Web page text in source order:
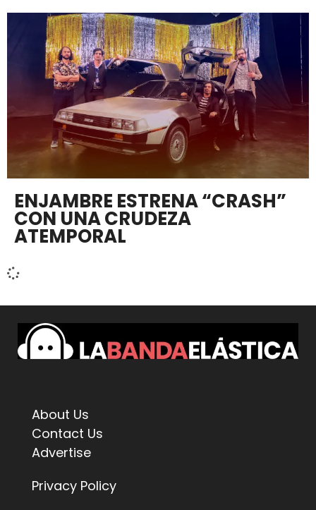
ENJAMBRE ESTRENA “CRASH”
CON UNA CRUDEZA
ATEMPORAL
About Us
Contact Us
Advertise
Privacy Policy